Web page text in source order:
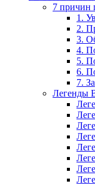
7 причин
1.
2.
3.
4.
5.
6.
7.
Легенды